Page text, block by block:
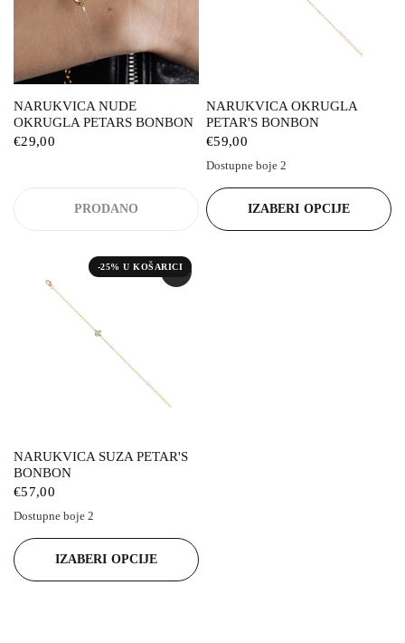
NARUKVICA NUDE
OKRUGLA PETARS BONBON
€29,00
PRODANO
NARUKVICA OKRUGLA
PETAR'S BONBON
€59,00
ZelenaBijela
Dostupne boje 2
IZABERI OPCIJE
-25% U KOŠARICI
NARUKVICA SUZA PETAR'S
BONBON
€57,00
BijelaZelena
Dostupne boje 2
IZABERI OPCIJE